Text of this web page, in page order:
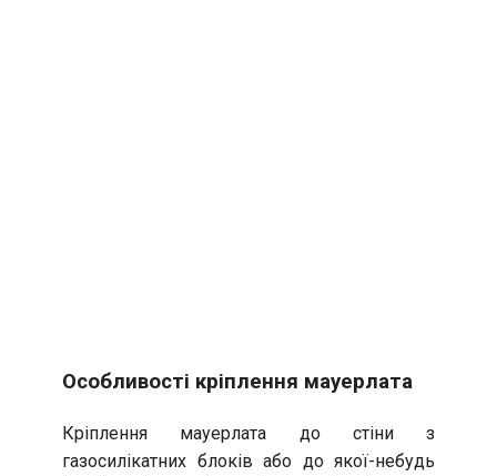
Особливості кріплення мауерлата
Кріплення мауерлата до стіни з
газосилікатних блоків або до якої-небудь